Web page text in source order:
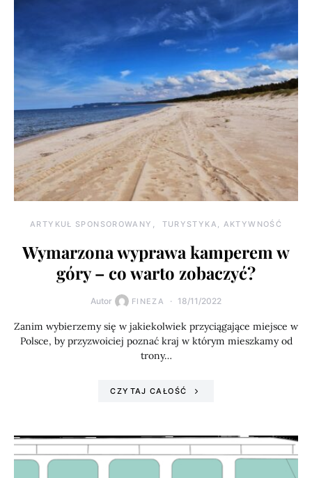
ARTYKUŁ SPONSOROWANY TURYSTYKA, AKTYWNOŚĆ
Wymarzona wyprawa kamperem w
góry – co warto zobaczyć?
Autor FINEZA 18/11/2022
Zanim wybierzemy się w jakiekolwiek przyciągające miejsce w
Polsce, by przyzwoiciej poznać kraj w którym mieszkamy od
trony…
CZYTAJ CAŁOŚĆ